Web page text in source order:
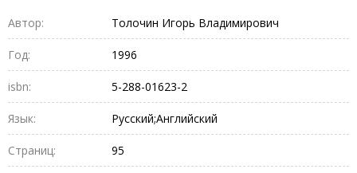
Автор: Толочин Игорь Владимирович
Год: 1996
isbn: 5-288-01623-2
Язык: Русский;Английский
Страниц: 95